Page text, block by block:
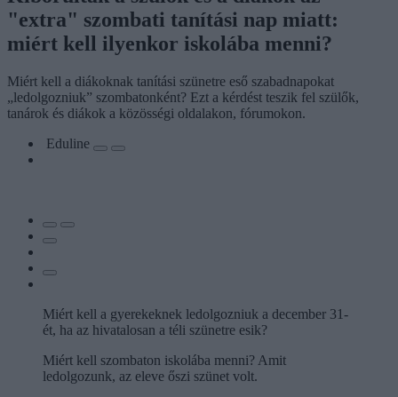
"extra" szombati tanítási nap miatt:
miért kell ilyenkor iskolába menni?
Miért kell a diákoknak tanítási szünetre eső szabadnapokat
„ledolgozniuk” szombatonként? Ezt a kérdést teszik fel szülők,
tanárok és diákok a közösségi oldalakon, fórumokon.
Eduline
Miért kell a gyerekeknek ledolgozniuk a december 31-
ét, ha az hivatalosan a téli szünetre esik?
Miért kell szombaton iskolába menni? Amit
ledolgozunk, az eleve őszi szünet volt.